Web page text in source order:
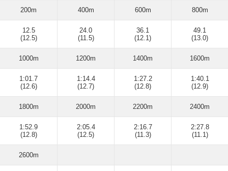
200m 400m 600m 800m
12.5
(12.5)
24.0
(11.5)
36.1
(12.1)
49.1
(13.0)
1000m 1200m 1400m 1600m
1:01.7
(12.6)
1:14.4
(12.7)
1:27.2
(12.8)
1:40.1
(12.9)
1800m 2000m 2200m 2400m
1:52.9
(12.8)
2:05.4
(12.5)
2:16.7
(11.3)
2:27.8
(11.1)
2600m